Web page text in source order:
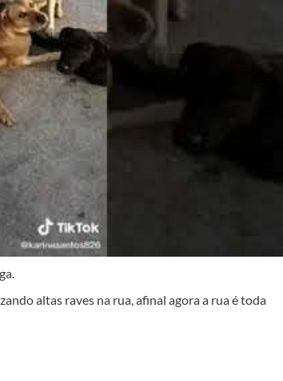
altas raves na rua, afinal agora a rua é toda